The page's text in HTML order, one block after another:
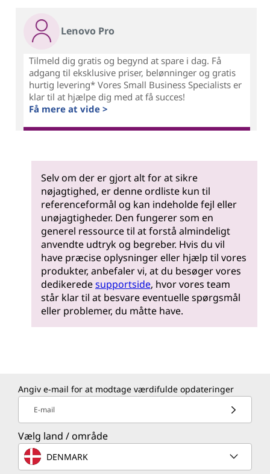
Lenovo Pro
Tilmeld dig gratis og begynd at spare i dag. Få
adgang til eksklusive priser, belønninger og gratis
hurtig levering* Vores Small Business Specialists er
klar til at hjælpe dig med at få succes!
Få mere at vide >
Selv om der er gjort alt for at sikre
nøjagtighed, er denne ordliste kun til
referenceformål og kan indeholde fejl eller
unøjagtigheder. Den fungerer som en
generel ressource til at forstå almindeligt
anvendte udtryk og begreber. Hvis du vil
have præcise oplysninger eller hjælp til vores
produkter, anbefaler vi, at du besøger vores
dedikeredesupportside, hvor vores team
står klar til at besvare eventuelle spørgsmål
eller problemer, du måtte have.
Angiv e-mail for at modtage værdifulde opdateringer
E-mail
Vælg land / område
DENMARK